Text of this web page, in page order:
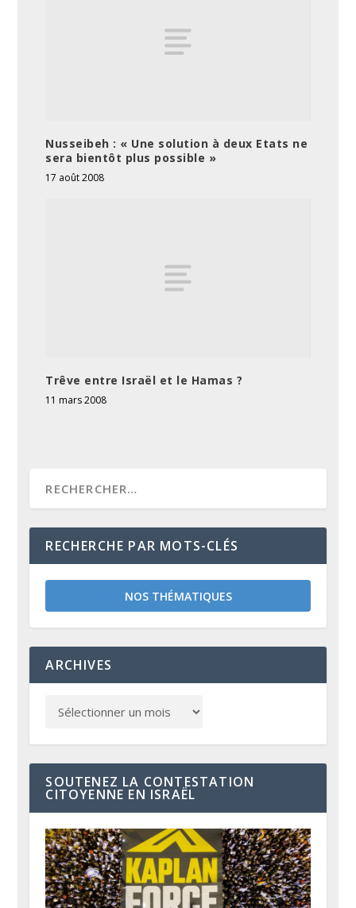
Nusseibeh : « Une solution à deux Etats ne
sera bientôt plus possible »
17 août 2008
Trêve entre Israël et le Hamas ?
11 mars 2008
RECHERCHE PAR MOTS-CLÉS
NOS THÉMATIQUES
ARCHIVES
SOUTENEZ LA CONTESTATION
CITOYENNE EN ISRAËL